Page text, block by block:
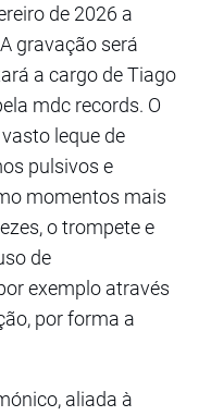
de 2026 a
gravação será
a cargo de Tiago
mdc records. O
leque de
pulsivos e
momentos mais
o trompete e
de
exemplo através
por forma a
aliada à